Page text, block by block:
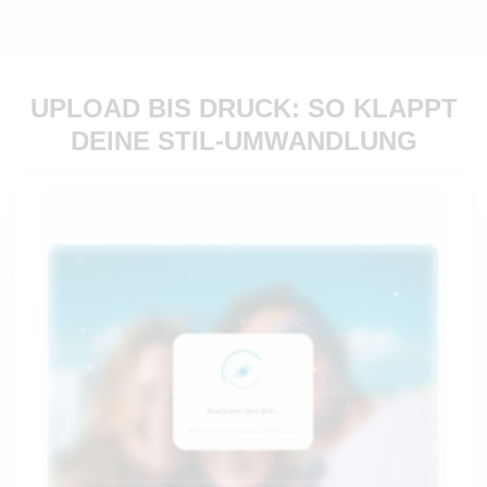
UPLOAD BIS DRUCK: SO KLAPPT
DEINE STIL-UMWANDLUNG